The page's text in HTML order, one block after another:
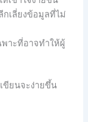
เลี่ยงข้อมูลที่ไม่
าะที่อาจทำให้ผู้
ขียนจะง่ายขึ้น